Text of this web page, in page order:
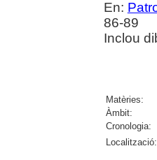
En:
86-89
Inclou
Matèries:
Àmbit:
Cronologia:
Localització: